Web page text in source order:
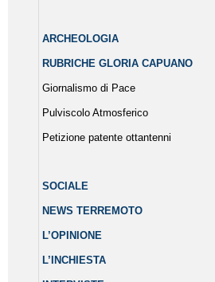
ARCHEOLOGIA
RUBRICHE GLORIA CAPUANO
Giornalismo di Pace
Pulviscolo Atmosferico
Petizione patente ottantenni
SOCIALE
NEWS TERREMOTO
L’OPINIONE
L’INCHIESTA